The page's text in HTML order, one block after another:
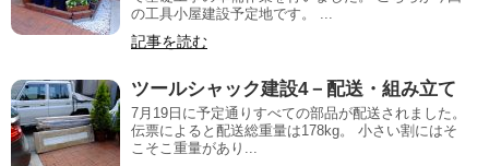
の工具小屋建設予定地です。 ...
記事を読む
ツールシャック建設4－配送・組み立て
7月19日に予定通りすべての部品が配送されました。
伝票によると配送総重量は178kg。 小さい割にはそ
こそこ重量があり...